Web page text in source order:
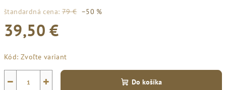
štandardná cena: 79 € –50 %
39,50 €
cena:
Kód: Zvoľte variant
+
− Do košíka